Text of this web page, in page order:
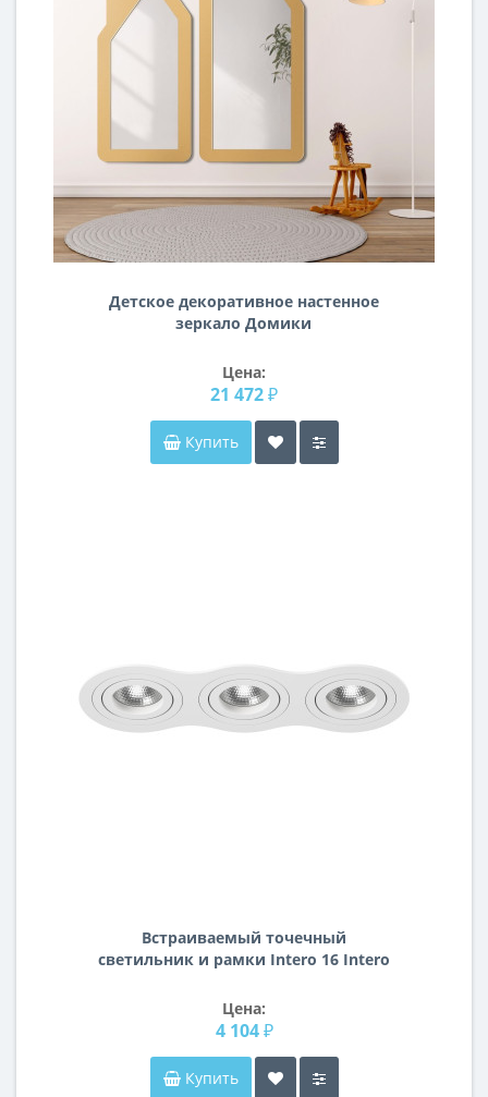
Детское декоративное настенное
зеркало Домики
Цена:
21 472 ₽
Купить
Встраиваемый точечный
светильник и рамки Intero 16 Intero
Цена:
4 104 ₽
Купить